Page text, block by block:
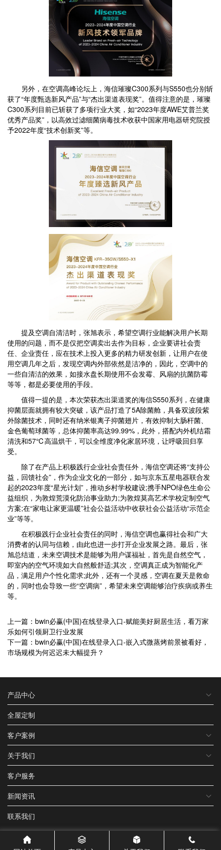
另外，在空调高峰论坛上，海信璀璨C300系列与S550也分别斩
获了“年度甄选新风产品”与“杰出渠道表现奖”。值得注意的是，璀璨
C300系列目前已斩获了多项行业大奖，如“2023年度AWE艾普兰奖
优秀产品奖”，以高效过滤细菌病毒技术收获中国家用电器研究院授
予2022年度“技术创新奖”等。
提及空调自清洁时，张旭表示，希望空调行业能解决用户长期
使用的问题，而不是仅把空调卖出去作为目标，企业要讲社会责
任、企业责任，应在技术上投入更多的精力研发创新，让用户在使
用空调几年之后，发现空调内外部依然是洁净的，因此，空调中的
一些自清洁的效果，如接水盘长期使用不会发霉、风扇的抗菌防霉
等等，都是必要使用的手段。
值得一提的是，本次荣获杰出渠道奖的海信S550系列，在健康
抑菌层面就拥有较大突破，该产品打造了5A除菌舱，具备双波段紫
外除菌技术，同时还有纳米银离子抑菌翅片，有效抑制大肠杆菌、
金色葡萄球菌等，总体抑菌率高达99.99%，此外，搭配内外机结霜
清洗和57℃高温烘干，可以全维度净化家居环境，让呼吸回归享
受。
除了在产品上积极践行企业社会责任外，海信空调还将“支持公
益，回馈社会”，作为企业文化的一部分，如与京东五星电器联合发
起的2023年度“星光计划”，推动乡村学校建设;携手NPO绿色生命公
益组织，为敦煌荒漠化防治事业助力;为敦煌莫高艺术学校定制空气
方案;在“家电让家更温暖”社会公益活动中收获社会公益活动“示范企
业”等等。
在积极践行企业社会责任的同时，海信空调也赢得社会和广大
消费者的认同与信赖，由此也进一步打开企业发展之路。最后，张
旭总结道，未来空调技术是能够为用户谋福祉，首先是自然空气，
即室内的空气环境如大自然般舒适;其次，空调真正成为智能化产
品，满足用户个性化需求;此外，还有一个灵感，空调在夏天是救命
的，同时也会导致一些“空调病”，希望未来空调能够治疗疾病或养生
等。
上一篇：bwin必赢(中国)在线登录入口-赋能美好厨居生活，看万家
乐如何引领厨卫行业发展
下一篇：bwin必赢(中国)在线登录入口-嵌入式微蒸烤前景被看好，
市场规模为何迟迟未大幅提升？
产品中心
全屋定制
客户案例
关于我们
客户服务
新闻资讯
联系我们